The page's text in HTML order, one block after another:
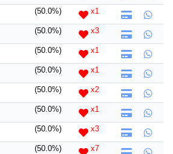
(50.0%) x1
(50.0%) x3
(50.0%) x1
(50.0%) x1
(50.0%) x2
(50.0%) x1
(50.0%) x3
(50.0%) x7